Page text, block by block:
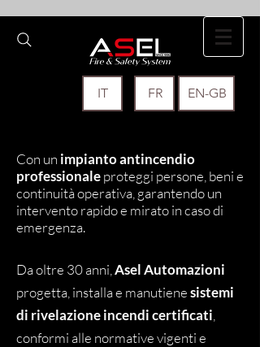
IT FR EN-GB
Con un impianto antincendio
professionaleproteggi persone, beni e
continuità operativa, garantendo un
intervento rapido e mirato in caso di
emergenza.
Da oltre 30 anni, Asel Automazioni
progetta, installa e manutienesistemi
di rivelazione incendi certificati
conformi alle normative vigenti e